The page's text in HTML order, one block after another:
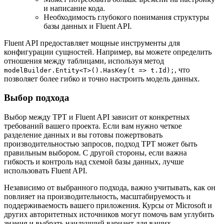
и написание кода.
Необходимость глубокого понимания структуры
базы данных и Fluent API.
Fluent API предоставляет мощные инструменты для
конфигурации сущностей. Например, вы можете определить
отношения между таблицами, используя метод
modelBuilder.Entity<T>().HasKey(t => t.Id); , что
позволяет более гибко и точно настроить модель данных.
Выбор подхода
Выбор между TPT и Fluent API зависит от конкретных
требований вашего проекта. Если вам нужно четкое
разделение данных и вы готовы пожертвовать
производительностью запросов, подход TPT может быть
правильным выбором. С другой стороны, если важна
гибкость и контроль над схемой базы данных, лучше
использовать Fluent API.
Независимо от выбранного подхода, важно учитывать, как он
повлияет на производительность, масштабируемость и
поддерживаемость вашего приложения. Курсы от Microsoft и
других авторитетных источников могут помочь вам углубить